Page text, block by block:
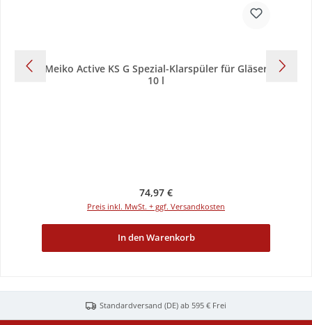
Meiko Active KS G Spezial-Klarspüler für Gläser
10 l
Regulärer Preis:
74,97 €
Preis inkl. MwSt. + ggf. Versandkosten
In den Warenkorb
Standardversand (DE) ab 595 € Frei